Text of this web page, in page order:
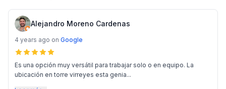
Alejandro Moreno Cardenas
4 years ago on Google
Es una opción muy versátil para trabajar solo o en equipo. La
ubicación en torre virreyes esta genia...